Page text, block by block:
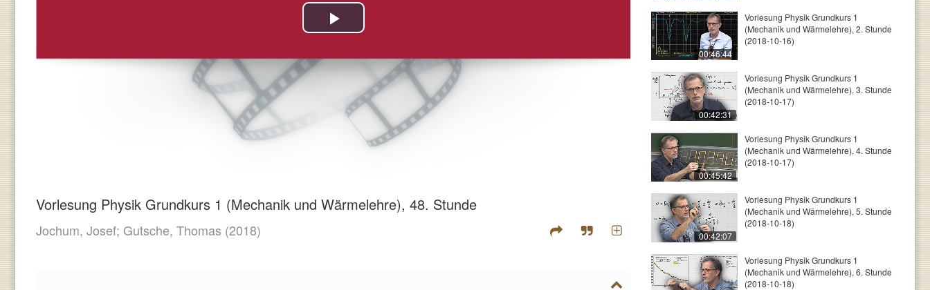
Vorlesung Physik Grundkurs 1 (Mechanik und Wärmelehre), 48. Stunde
Jochum, Josef; Gutsche, Thomas (2018)
00:46:44
Vorlesung Physik Grundkurs 1
(Mechanik und Wärmelehre), 2. Stunde
(2018-10-16)
00:42:31
Vorlesung Physik Grundkurs 1
(Mechanik und Wärmelehre), 3. Stunde
(2018-10-17)
00:45:42
Vorlesung Physik Grundkurs 1
(Mechanik und Wärmelehre), 4. Stunde
(2018-10-17)
00:42:07
Vorlesung Physik Grundkurs 1
(Mechanik und Wärmelehre), 5. Stunde
(2018-10-18)
Vorlesung Physik Grundkurs 1
(Mechanik und Wärmelehre), 6. Stunde
(2018-10-18)